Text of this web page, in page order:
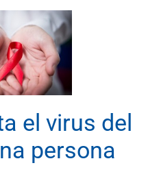
el virus del
persona